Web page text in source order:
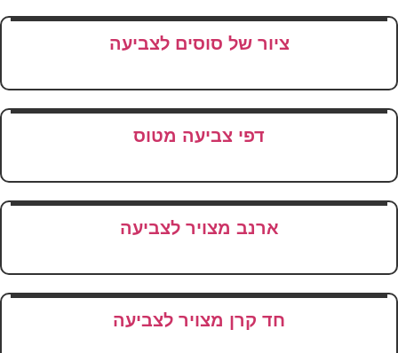
ציור של סוסים לצביעה
דפי צביעה מטוס
ארנב מצויר לצביעה
חד קרן מצויר לצביעה